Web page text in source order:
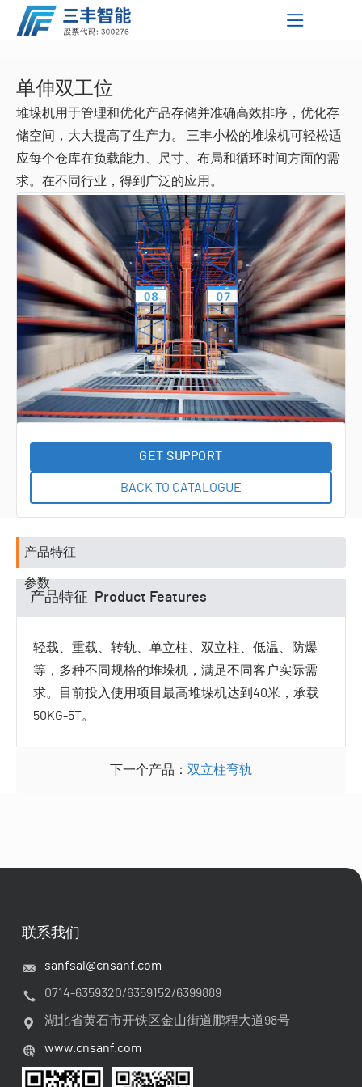
关于三丰
关于我们
我们公司
企业文化
我们的社区
未来发展
招聘简章
用人理念
三丰智
能装备
集团
码：
300276
总部位于
中国现代
工业的摇
篮
——湖北
省黄石市
立即探索
智能输
单轨自
行小车
输送系
双轨自
行小车
输送系
统
摩擦输
送系统
滑撬输
送系统
地面链
式输送
系统
自动引
导车输
送系统
辊道输
送系统
滑板输
送系统
Pick-Up
输送系
AD物料
输送系
统
RGV输
送系统
积放链
输送系
统
半导体
晶圆输
送系统
尾气收
排系统
工艺附
能设备
自动化
统
堆垛机
穿梭车
输送机
提升机
信息管
理系统
PSH升
降横移
类
PSH-2
两层升
降横移
类
PSH-6
六层升
降横移
类
俯仰式
简易升
降类停
车设备
PJS-3
简易升
降类
PPY 平
面移动
类
系统
KYN28-
12 型铠
装式交
流金属
封闭开
关设备
XGN2-
12箱式
固定交
流金属
封闭开
关设备
MNS低
压抽出
式开关
柜
GGD型
交流低
压配电
柜
GDF固
定分隔
式低压
开关柜
设备
柔性分
拼随行
柔性总
人
举升装
配型工
机器人
双车联
装配工
业移动
机器人
引工业
移动机
器人
激光
SLAM导
航工业
移动机
器人
潜入型
工业移
动机器
人
移载型
工业移
动机器
人
服务支持
研发中心
技术中心
培训中心
三丰智
能支持
获取解决
的知识和
帮助
了解有关
三丰智能
的更多信
息
新闻中心
公司新闻
公司公告
投资者关系
互动平台
三丰新
闻资讯
三丰智能
能制造的
新时代,
快速获得
企业最新
动态
探索更多
友情链接
三丰智能装
备集团股份
有限公司
湖北三丰智
能装备有限
公司
湖北三丰小
松物流技术
有限公司
黄石久丰智
能机电有限
公司
湖北三丰机
器人有限公
司
湖北三扬石
化有限公司
慧昇半导体
（黄石）有
限公司
上海鑫燕隆
汽车装备制
造有限公司
友情链
接 Link
以子公司
成覆盖全
国的研
发、生产
与服务网
络，为客
户提供本
地化支持
探索更多
单伸双工位
堆垛机用于管理和优化产品存储并准确高效排序，优化存
储空间，大大提高了生产力。 三丰小松的堆垛机可轻松适
应每个仓库在负载能力、尺寸、布局和循环时间方面的需
求。在不同行业，得到广泛的应用。
GET SUPPORT
BACK TO CATALOGUE
产品特征
参数
产品特征 Product Features
轻载、重载、转轨、单立柱、双立柱、低温、防爆
等，多种不同规格的堆垛机，满足不同客户实际需
求。目前投入使用项目最高堆垛机达到40米，承载
50KG-5T。
下一个产品： 双立柱弯轨
联系我们
sanfsal@cnsanf.com
0714-6359320/6359152/6399889
湖北省黄石市开铁区金山街道鹏程大道98号
www.cnsanf.com